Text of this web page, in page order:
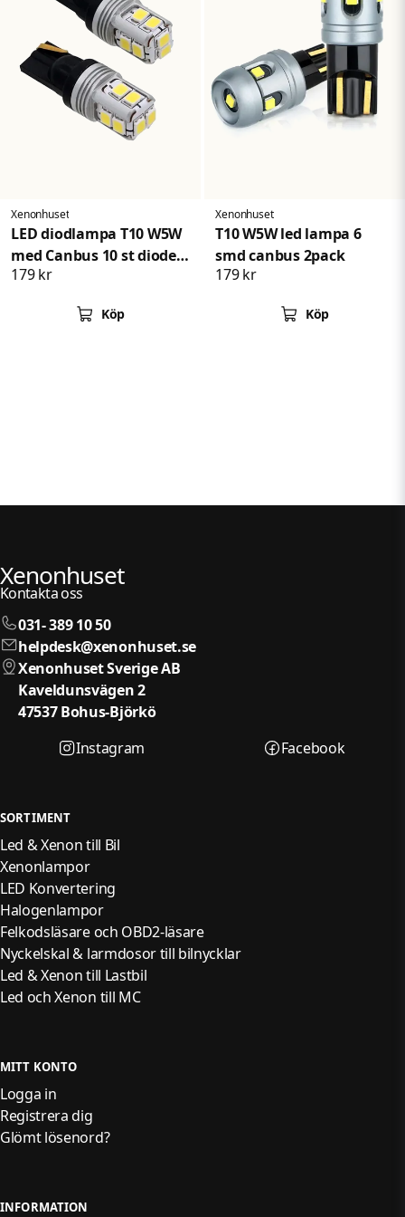
ström, rapporterar systemet ett fel och stänger av kretsen vid
eller så kan ljuset flimra.
I bilar utan färddator är inga problem.
Xenonhuset
LED diodlampa T10 W5W
med Canbus 10 st dioder
xenonvit
179 kr
Köp
Xenonhuset
T10 W5W led lampa 6
smd canbus 2pack
179 kr
Köp
Xenonhuset
Kontakta oss
031- 389 10 50
helpdesk@xenonhuset.se
Xenonhuset Sverige AB
Kaveldunsvägen 2
47537 Bohus-Björkö
Instagram
Facebook
SORTIMENT
Led & Xenon till Bil
Xenonlampor
LED Konvertering
Halogenlampor
Felkodsläsare och OBD2-läsare
Nyckelskal & larmdosor till bilnycklar
Led & Xenon till Lastbil
Led och Xenon till MC
MITT KONTO
Logga in
Registrera dig
Glömt lösenord?
INFORMATION